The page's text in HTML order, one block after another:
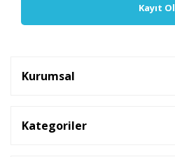
Kayıt Ol
Kurumsal
Kategoriler